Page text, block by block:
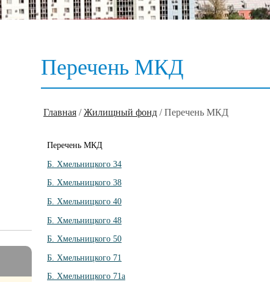
Перечень МКД
Главная / Жилищный фонд /Перечень МКД
Перечень МКД
Б. Хмельницкого 34
Б. Хмельницкого 38
Б. Хмельницкого 40
Б. Хмельницкого 48
Б. Хмельницкого 50
Б. Хмельницкого 71
Б. Хмельницкого 71а